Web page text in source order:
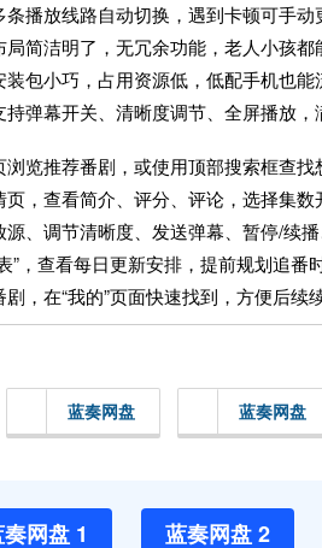
播放线路自动切换，遇到卡顿可手动
简洁明了，无冗余功能，老人小孩都
包小巧，占用资源低，低配手机也能
弹幕开关、清晰度调节、全屏播放，
览推荐番剧，或使用顶部搜索框查找
，查看简介、评分、评论，选择集数
、调节清晰度、发送弹幕、暂停/续播
”，查看每日更新安排，提前规划追番时
，在“我的”页面快速找到，方便后续续
蓝奏网盘 蓝奏网盘
网盘 1 蓝奏网盘 2